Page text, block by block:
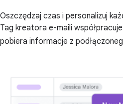
Oszczędzaj czas i personalizuj
Tag kreatora e-maili
pobiera informacje z